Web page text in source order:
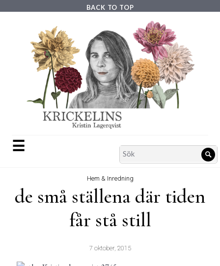
☰
Search
for:
Hem & Inredning
de små ställena där tiden
får stå still
7 oktober, 2015
BACK TO TOP